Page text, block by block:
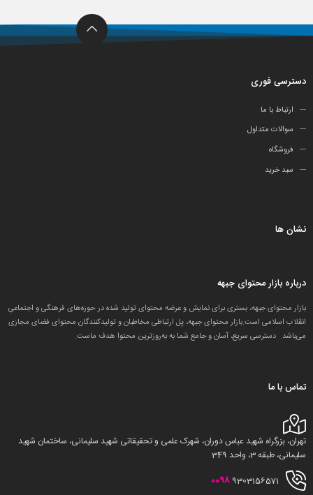
دسترسی فوری
ارتباط با ما
سوالات متداول
فروشگاه
سبد خرید
نشان ها
درباره بازار محتوای جبهه
بازار محتوای جبهه، بستری برای نمایش و عرضه محتوای تولید شده در حوزه‌های فرهنگی و اجتماعیِ
انقلاب اسلامی است.بازار محتوای جبهه، پل ارتباطی مخاطبان و تولید‌کنندگان محتوای فضای مجازی
می‌باشد. دسترسی سریع، آسان و جامع شما به به‌روزترین محتوا هدف ماست.
تماس با ما
تهران، بزرگراه شهید عباس دوران، شهرک علمی و تحقیقاتی شهید سلیمانی، ساختمان شهید
سلیمانی، طبقه 3، واحد 349
0098 9303156571